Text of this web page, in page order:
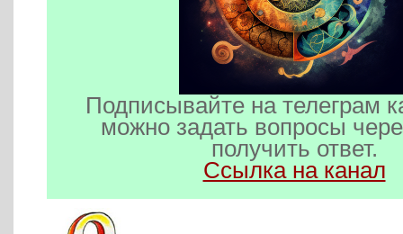
Подписывайте на телеграм
можно задать вопросы
получить ответ.
Ссылка на канал